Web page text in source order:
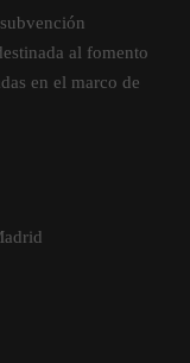
al fomento
en el marco de